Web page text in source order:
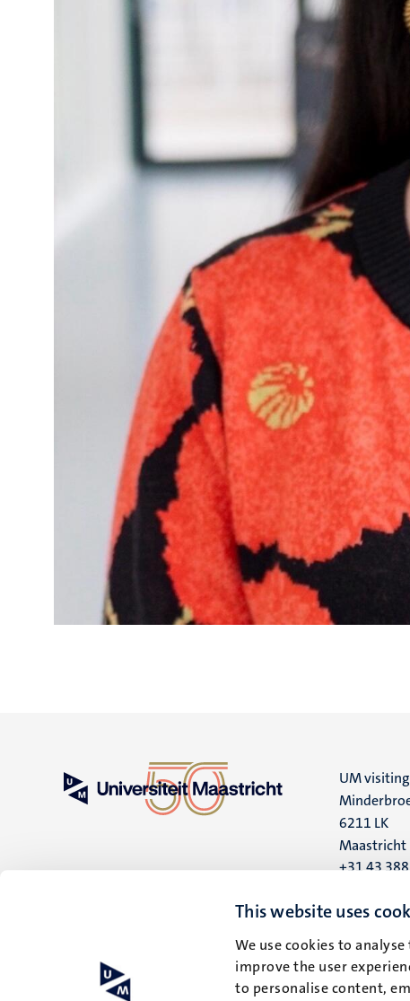
This website uses
We use cookies to
improve the user
to personalise content,
UM
6211 LK
Maastricht
+31 43
UM postal
6200 MD
Maastricht